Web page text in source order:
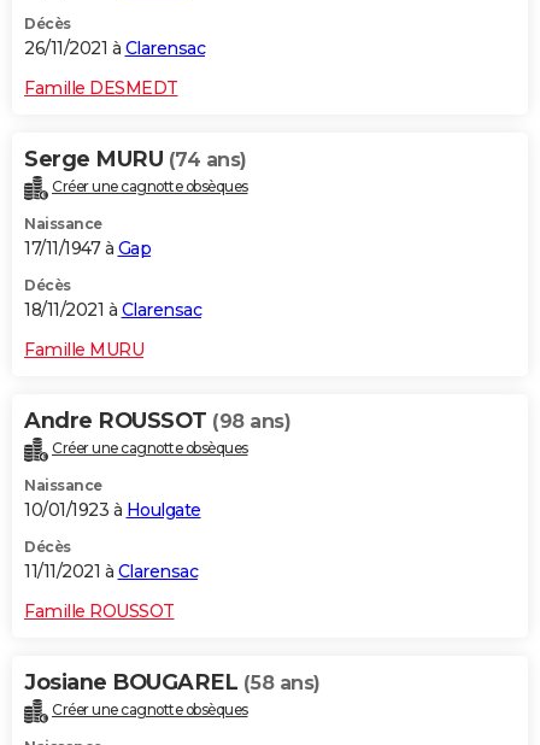
Décès
26/11/2021 à Clarensac
Famille DESMEDT
Serge MURU (74 ans)
Créer une cagnotte obsèques
Naissance
17/11/1947 à Gap
Décès
18/11/2021 à Clarensac
Famille MURU
Andre ROUSSOT (98 ans)
Créer une cagnotte obsèques
Naissance
10/01/1923 à Houlgate
Décès
11/11/2021 à Clarensac
Famille ROUSSOT
Josiane BOUGAREL (58 ans)
Créer une cagnotte obsèques